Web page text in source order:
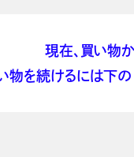
現在、買い物
物を続けるには下の